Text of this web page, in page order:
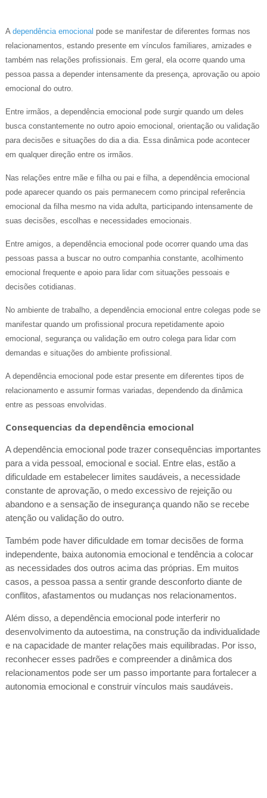
A dependência emocional pode se manifestar de diferentes formas nos
relacionamentos, estando presente em vínculos familiares, amizades e
também nas relações profissionais. Em geral, ela ocorre quando uma
pessoa passa a depender intensamente da presença, aprovação ou apoio
emocional do outro.
Entre irmãos, a dependência emocional pode surgir quando um deles
busca constantemente no outro apoio emocional, orientação ou validação
para decisões e situações do dia a dia. Essa dinâmica pode acontecer
em qualquer direção entre os irmãos.
Nas relações entre mãe e filha ou pai e filha, a dependência emocional
pode aparecer quando os pais permanecem como principal referência
emocional da filha mesmo na vida adulta, participando intensamente de
suas decisões, escolhas e necessidades emocionais.
Entre amigos, a dependência emocional pode ocorrer quando uma das
pessoas passa a buscar no outro companhia constante, acolhimento
emocional frequente e apoio para lidar com situações pessoais e
decisões cotidianas.
No ambiente de trabalho, a dependência emocional entre colegas pode se
manifestar quando um profissional procura repetidamente apoio
emocional, segurança ou validação em outro colega para lidar com
demandas e situações do ambiente profissional.
A dependência emocional pode estar presente em diferentes tipos de
relacionamento e assumir formas variadas, dependendo da dinâmica
entre as pessoas envolvidas.
Consequencias da dependência emocional
A dependência emocional pode trazer consequências importantes
para a vida pessoal, emocional e social. Entre elas, estão a
dificuldade em estabelecer limites saudáveis, a necessidade
constante de aprovação, o medo excessivo de rejeição ou
abandono e a sensação de insegurança quando não se recebe
atenção ou validação do outro.
Também pode haver dificuldade em tomar decisões de forma
independente, baixa autonomia emocional e tendência a colocar
as necessidades dos outros acima das próprias. Em muitos
casos, a pessoa passa a sentir grande desconforto diante de
conflitos, afastamentos ou mudanças nos relacionamentos.
Além disso, a dependência emocional pode interferir no
desenvolvimento da autoestima, na construção da individualidade
e na capacidade de manter relações mais equilibradas. Por isso,
reconhecer esses padrões e compreender a dinâmica dos
relacionamentos pode ser um passo importante para fortalecer a
autonomia emocional e construir vínculos mais saudáveis.